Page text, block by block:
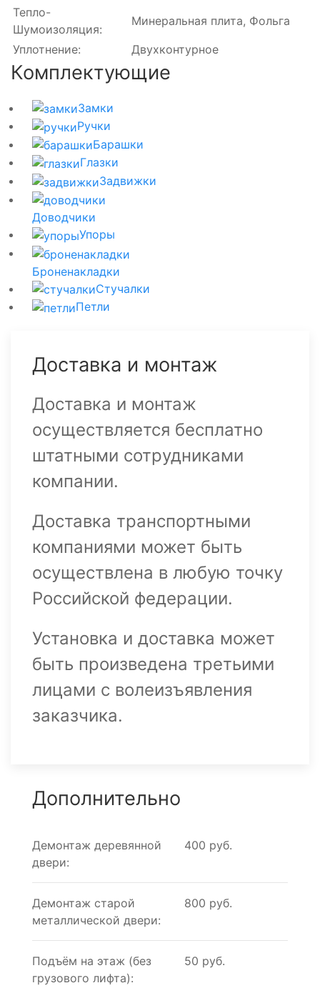
Тепло-
Шумоизоляция:
Минеральная плита, Фольга
Уплотнение:
Двухконтурное
Комплектующие
Замки
Ручки
Барашки
Глазки
Задвижки
Доводчики
Упоры
Броненакладки
Стучалки
Петли
Доставка и монтаж
Доставка и монтаж
осуществляется бесплатно
штатными сотрудниками
компании.
Доставка транспортными
компаниями может быть
осуществлена в любую точку
Российской федерации.
Установка и доставка может
быть произведена третьими
лицами с волеизъявления
заказчика.
Дополнительно
Демонтаж деревянной
двери:
400 руб.
Демонтаж старой
металлической двери:
800 руб.
Подъём на этаж (без
грузового лифта):
50 руб.